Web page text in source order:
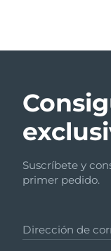
Suscríbete y
primer pedido.
Dirección de